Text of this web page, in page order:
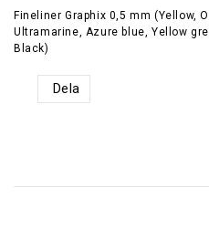
Fineliner Graphix 0,5 mm (Yellow,
Ultramarine, Azure blue, Yellow
Black)
Dela